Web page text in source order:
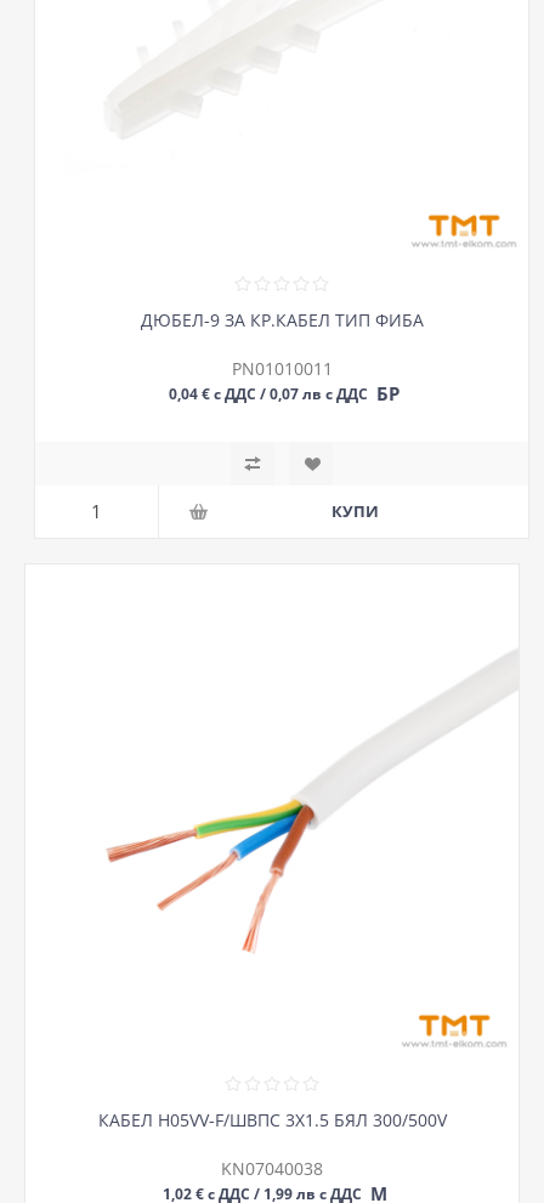
ДЮБЕЛ-9 ЗА КР.КАБЕЛ ТИП ФИБА
PN01010011
0,04 € с ДДС / 0,07 лв с ДДС БР
КАБЕЛ H05VV-F/ШВПС 3Х1.5 БЯЛ 300/500V
KN07040038
1,02 € с ДДС / 1,99 лв с ДДС М